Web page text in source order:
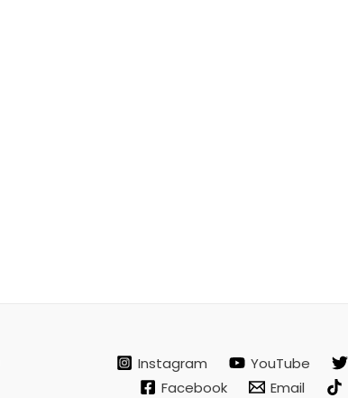
Instagram YouTube
Facebook
Email